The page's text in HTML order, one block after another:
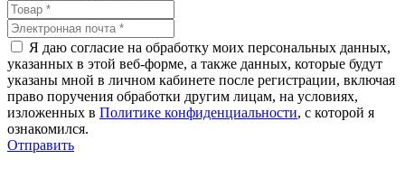
Я даю согласие на обработку моих персональных данных,
указанных в этой веб-форме, а также данных, которые будут
указаны мной в личном кабинете после регистрации, включая
право поручения обработки другим лицам, на условиях,
изложенных в Политике конфиденциальности, с которой я
ознакомился.
Отправить